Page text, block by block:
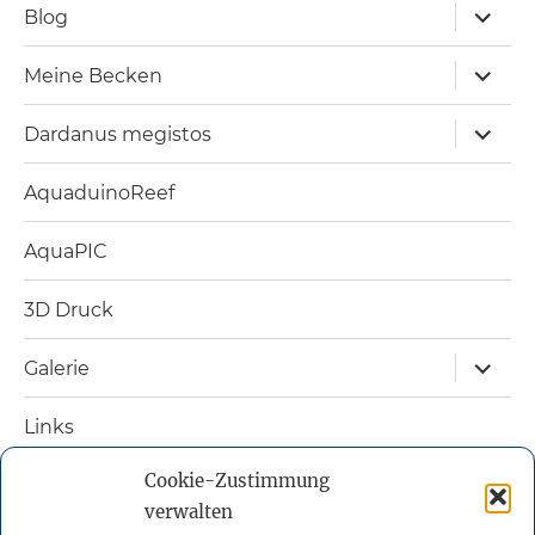
Cookie-Zustimmung
verwalten
Blog
öffnen
Meine Becken
öffnen
Dardanus megistos
öffnen
AquaduinoReef
AquaPIC
3D Druck
Galerie
öffnen
Links
Nützliche Bücher